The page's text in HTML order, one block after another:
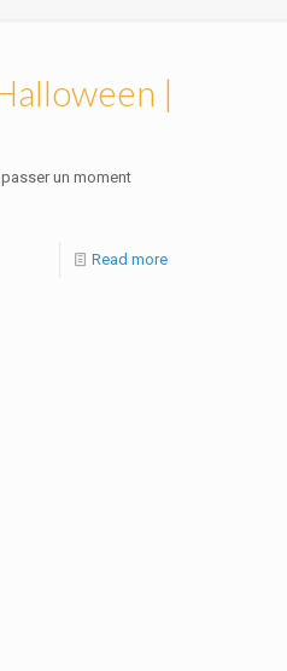
|
un moment
Read more